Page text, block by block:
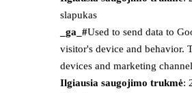
slapukas
_ga_#Used to send data to
visitor's device and behavior.
devices and marketing
Ilgiausia saugojimo trukmė: